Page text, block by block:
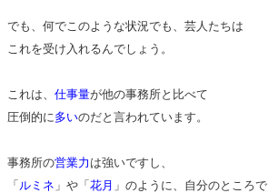
でも、何でこのような状況でも、芸人たちは
これを受け入れるんでしょう。
これは、 仕事量が他の事務所と比べて
圧倒的に多いのだと言われています。
事務所の営業力 は強いですし、
「 ルミネ 」や「 花月 」のように、自分のところで